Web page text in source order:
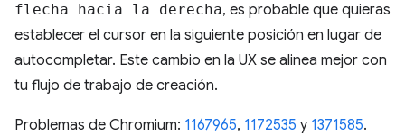
flecha hacia la derecha, es probable que quieras
establecer el cursor en la siguiente posición en lugar de
autocompletar. Este cambio en la UX se alinea mejor con
tu flujo de trabajo de creación.
Problemas de Chromium: 1167965, 1172535 y 1371585.